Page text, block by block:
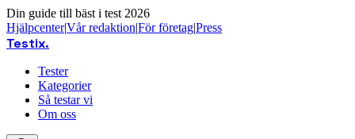
Din guide till bäst i test 2026
Hjälpcenter|Vår redaktion|För företag|Press
Testix.
Tester
Kategorier
Så testar vi
Om oss